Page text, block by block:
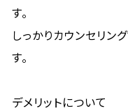
す。
しっかりカウンセリン
す。
デメリットについて